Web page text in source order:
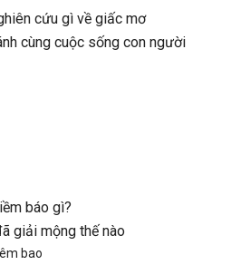
cứu gì về giấc mơ
cùng cuộc sống con người
báo gì?
giải mộng thế nào
bao